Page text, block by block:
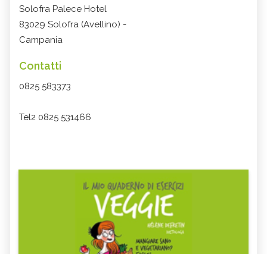
Solofra Palece Hotel
83029 Solofra (Avellino) -
Campania
Contatti
0825 583373
Tel2 0825 531466